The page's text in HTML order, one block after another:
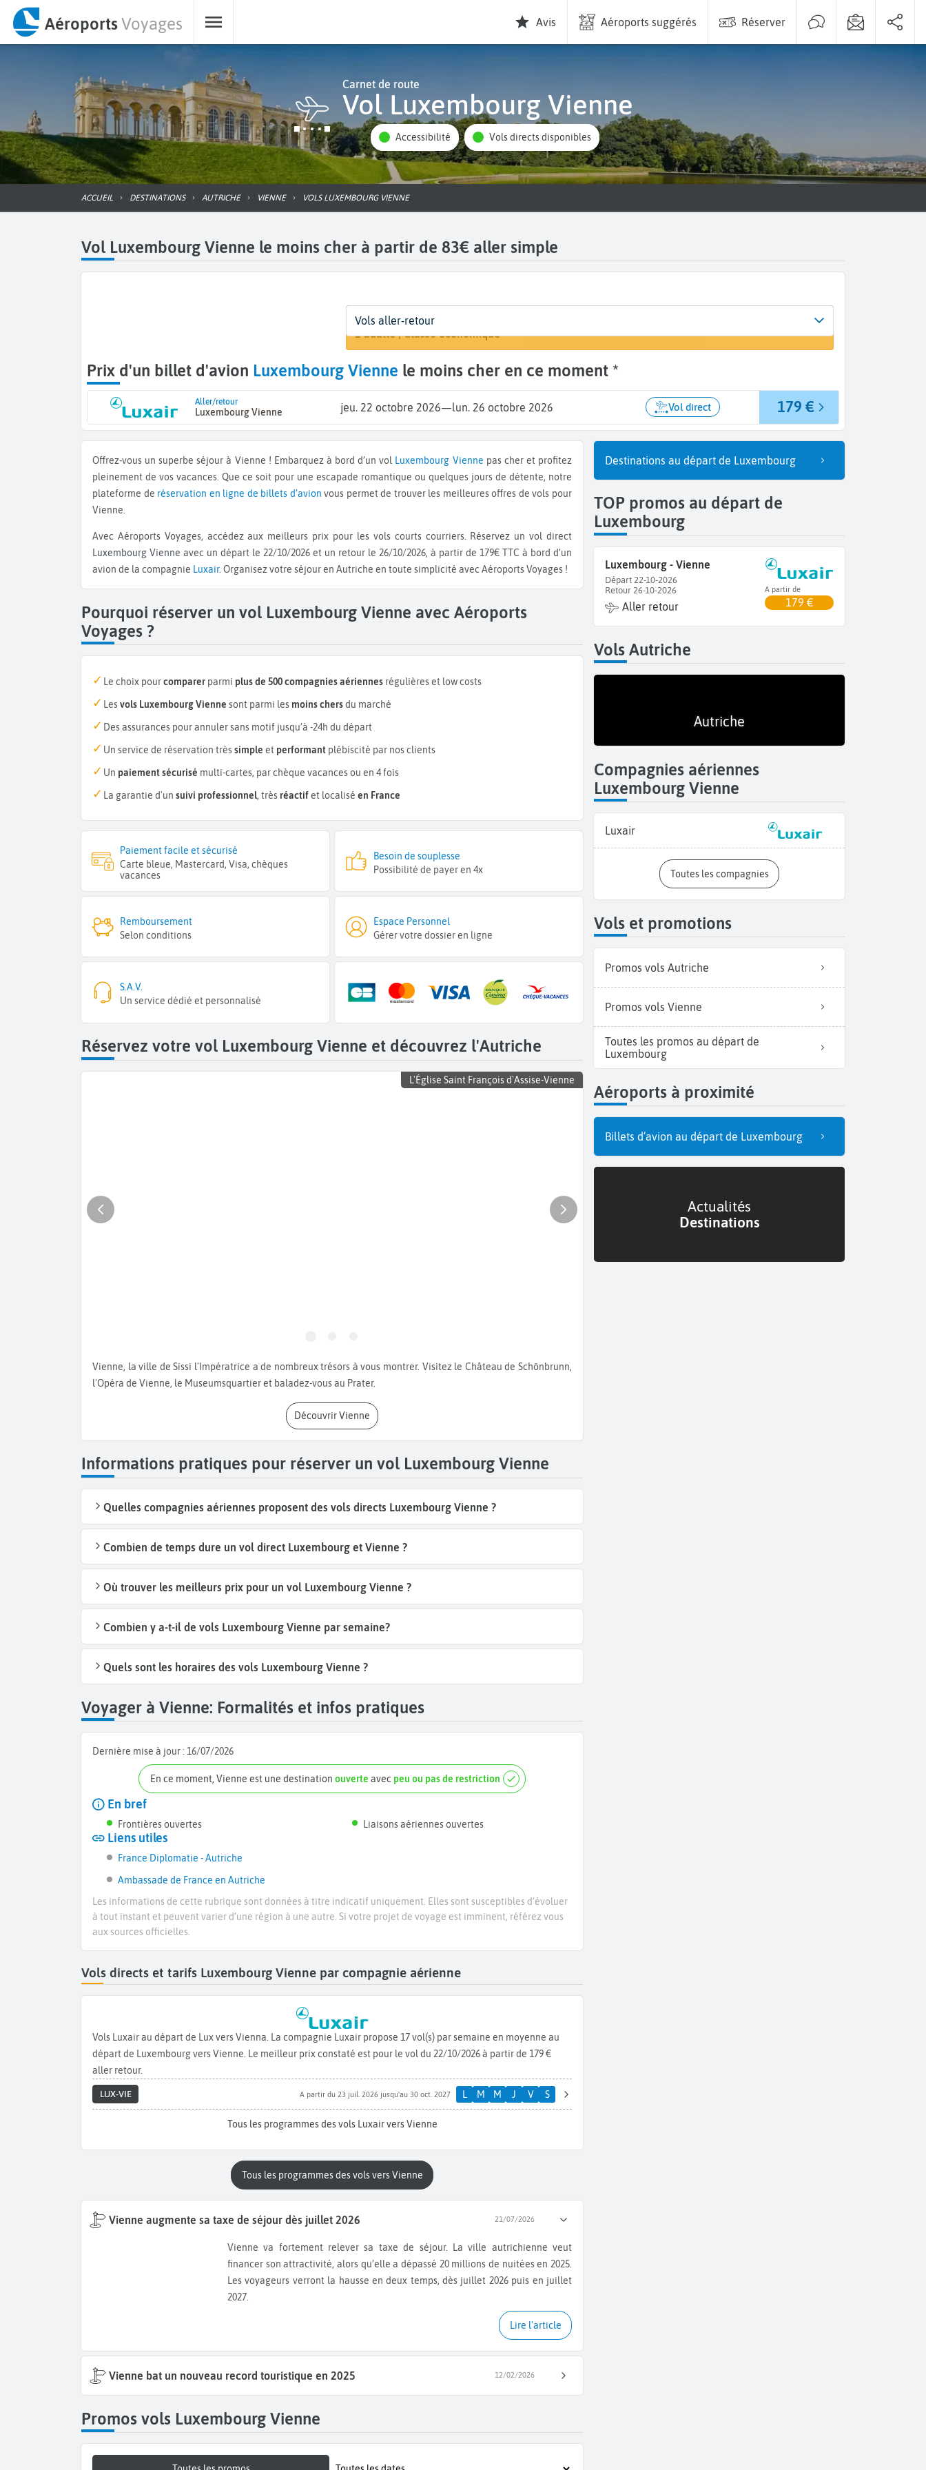
AéroportsVoyages Avis Aéroports suggérés Réserver
Carnet de route
Vol Luxembourg Vienne
Accessibilité Vols directs disponibles
ACCUEIL DESTINATIONS AUTRICHE VIENNE VOLS LUXEMBOURG VIENNE
Vol Luxembourg Vienne le moins cher à partir de 83€ aller simple
Départ
Luxembourg (LUX) Vienne (VIE)
Dates
22 oct. - 26 oct.
Voyageurs | Classe
1 adulte | Classe économique
Vols aller-retour
Prix d'un billet d'avion Luxembourg Vienne le moins cher en ce moment *
Aller/retour
Luxembourg Vienne jeu. 22 octobre 2026— lun. 26 octobre 2026 Vol direct 179 €
Offrez-vous un superbe séjour à Vienne ! Embarquez à bord d’un vol Luxembourg Vienne pas cher et profitez
pleinement de vos vacances. Que ce soit pour une escapade romantique ou quelques jours de détente, notre
plateforme de réservation en ligne de billets d’avion vous permet de trouver les meilleures offres de vols pour
Vienne.
Avec Aéroports Voyages, accédez aux meilleurs prix pour les vols courts courriers. Réservez un vol direct
Luxembourg Vienne avec un départ le 22/10/2026 et un retour le 26/10/2026, à partir de 179€ TTC à bord d’un
avion de la compagnie Luxair. Organisez votre séjour en Autriche en toute simplicité avec Aéroports Voyages !
Pourquoi réserver un vol Luxembourg Vienne avec Aéroports
Voyages ?
Le choix pourcomparer parmi plus de 500 compagnies aériennes régulières et low costs
Lesvols Luxembourg Vienne sont parmi les moins chersdu marché
Des assurances pour annuler sans motif jusqu’à -24h du départ
Un service de réservation trèssimple et performant plébiscité par nos clients
Un paiement sécurisé multi-cartes, par chèque vacances ou en 4 fois
La garantie d'un suivi professionnel, très réactifet localisé en France
Paiement facile et sécurisé
Carte bleue, Mastercard, Visa, chèques
vacances
Besoin de souplesse
Possibilité de payer en 4x
Remboursement
Selon conditions
Espace Personnel
Gérer votre dossier en ligne
S.A.V.
Un service dédié et personnalisé
Réservez votre vol Luxembourg Vienne et découvrez l'Autriche
L'Église Saint François d'Assise-Vienne
Vienne, la ville de Sissi l'Impératrice a de nombreux trésors à vous montrer. Visitez le Château de Schönbrunn,
l'Opéra de Vienne, le Museumsquartier et baladez-vous au Prater.
Découvrir Vienne
Informations pratiques pour réserver un vol Luxembourg Vienne
Quelles compagnies aériennes proposent des vols directs Luxembourg Vienne ?
Combien de temps dure un vol direct Luxembourg et Vienne ?
Où trouver les meilleurs prix pour un vol Luxembourg Vienne ?
Combien y a-t-il de vols Luxembourg Vienne par semaine?
Quels sont les horaires des vols Luxembourg Vienne ?
Voyager à Vienne: Formalités et infos pratiques
Dernière mise à jour : 16/07/2026
En ce moment, Vienne est une destination ouverte avec peu ou pas de restriction
En bref
Frontières ouvertes Liaisons aériennes ouvertes
Liens utiles
France Diplomatie - Autriche
Ambassade de France en Autriche
Les informations de cette rubrique sont données à titre indicatif uniquement. Elles sont susceptibles d’évoluer
à tout instant et peuvent varier d’une région à une autre. Si votre projet de voyage est imminent, référez vous
aux sources officielles.
Vols directs et tarifs Luxembourg Vienne par compagnie aérienne
Vols Luxair au départ de Lux vers Vienna. La compagnie Luxair propose 17 vol(s) par semaine en moyenne au
départ de Luxembourg vers Vienne. Le meilleur prix constaté est pour le vol du 22/10/2026 à partir de 179 €
aller retour.
LUX-VIE A partir du 23 juil. 2026 jusqu'au 30 oct. 2027 L M M J V S
Tous les programmes des vols Luxair vers Vienne
Tous les programmes des vols vers Vienne
Vienne augmente sa taxe de séjour dès juillet 2026 21/07/2026
Vienne va fortement relever sa taxe de séjour. La ville autrichienne veut
financer son attractivité, alors qu’elle a dépassé 20 millions de nuitées en 2025.
Les voyageurs verront la hausse en deux temps, dès juillet 2026 puis en juillet
2027.
Lire l'article
Vienne bat un nouveau record touristique en 2025 12/02/2026
Promos vols Luxembourg Vienne
Destinations au départ de Luxembourg
TOP promos au départ de
Luxembourg
Luxembourg - Vienne
Départ 22-10-2026
Retour 26-10-2026
Aller retour
A partir de
179 €
Vols Autriche
Autriche
Compagnies aériennes
Luxembourg Vienne
Luxair
Toutes les compagnies
Vols et promotions
Promos vols Autriche
Promos vols Vienne
Toutes les promos au départ de
Luxembourg
Aéroports à proximité
Billets d’avion au départ de Luxembourg
Actualités
Destinations